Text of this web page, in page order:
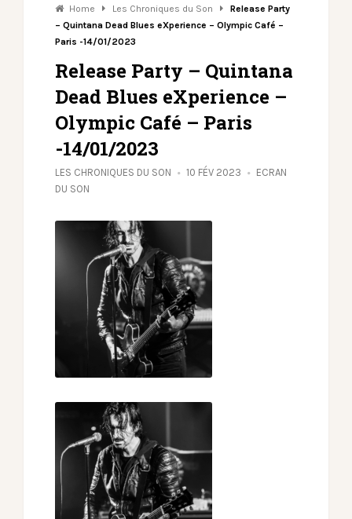
Home Les Chroniques du Son
Release Party
– Quintana Dead Blues eXperience – Olympic Café –
Paris -14/01/2023
Release Party – Quintana
Dead Blues eXperience –
Olympic Café – Paris
-14/01/2023
LES CHRONIQUES DU SON 10 FÉV 2023
ECRAN
DU SON